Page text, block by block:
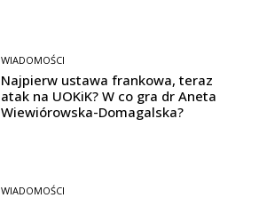
WIADOMOŚCI
Najpierw ustawa frankowa, teraz
atak na UOKiK? W co gra dr Aneta
Wiewiórowska-Domagalska?
WIADOMOŚCI